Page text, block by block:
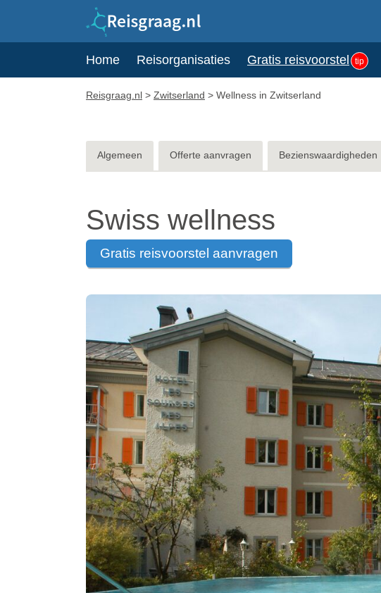
Home Reisorganisaties Gratis reisvoorstel tip
Reisgraag.nl > Zwitserland > Wellness in Zwitserland
Algemeen Offerte aanvragen Bezienswaardigheden
Swiss wellness
gratis reisvoorstel aanvragen